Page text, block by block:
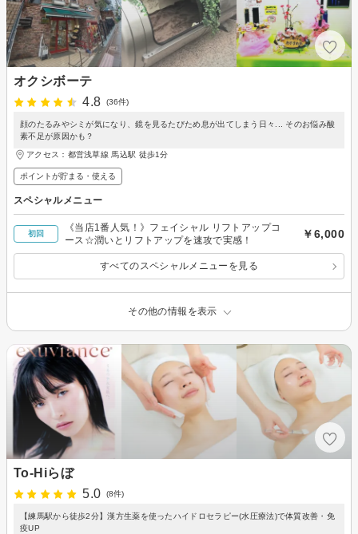
オクシボーテ
4.8
(36件)
顔のたるみやシミが気になり、鏡を見るたびため息が出てしまう日々... そのお悩み酸
素不足が原因かも？
アクセス：都営浅草線 馬込駅 徒歩1分
ポイントが貯まる・使える
スペシャルメニュー
初回
《当店1番人気！》フェイシャル リフトアップコ
ース☆潤いとリフトアップを速攻で実感！
￥6,000
すべてのスペシャルメニューを見る
その他の情報を表示
To-Hiらぼ
5.0
(8件)
【練馬駅から徒歩2分】漢方生薬を使ったハイドロセラピー(水圧療法)で体質改善・免
疫UP